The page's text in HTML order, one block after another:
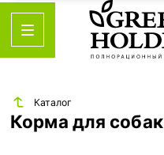
Каталог
Корма для собак